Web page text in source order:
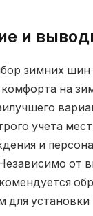
и
зимних шин
на
учета
и
от
для установки